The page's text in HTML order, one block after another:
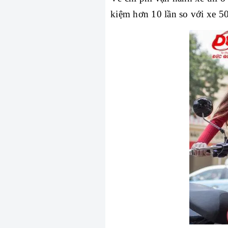
kiệm hơn 10 lần so với xe